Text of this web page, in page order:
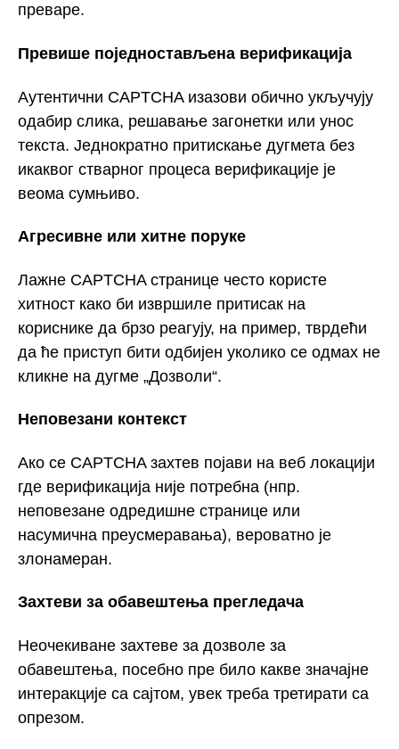
преваре.
Превише поједностављена верификација
Аутентични CAPTCHA изазови обично укључују
одабир слика, решавање загонетки или унос
текста. Једнократно притискање дугмета без
икаквог стварног процеса верификације је
веома сумњиво.
Агресивне или хитне поруке
Лажне CAPTCHA странице често користе
хитност како би извршиле притисак на
кориснике да брзо реагују, на пример, тврдећи
да ће приступ бити одбијен уколико се одмах не
кликне на дугме „Дозволи“.
Неповезани контекст
Ако се CAPTCHA захтев појави на веб локацији
где верификација није потребна (нпр.
неповезане одредишне странице или
насумична преусмеравања), вероватно је
злонамеран.
Захтеви за обавештења прегледача
Неочекиване захтеве за дозволе за
обавештења, посебно пре било какве значајне
интеракције са сајтом, увек треба третирати са
опрезом.